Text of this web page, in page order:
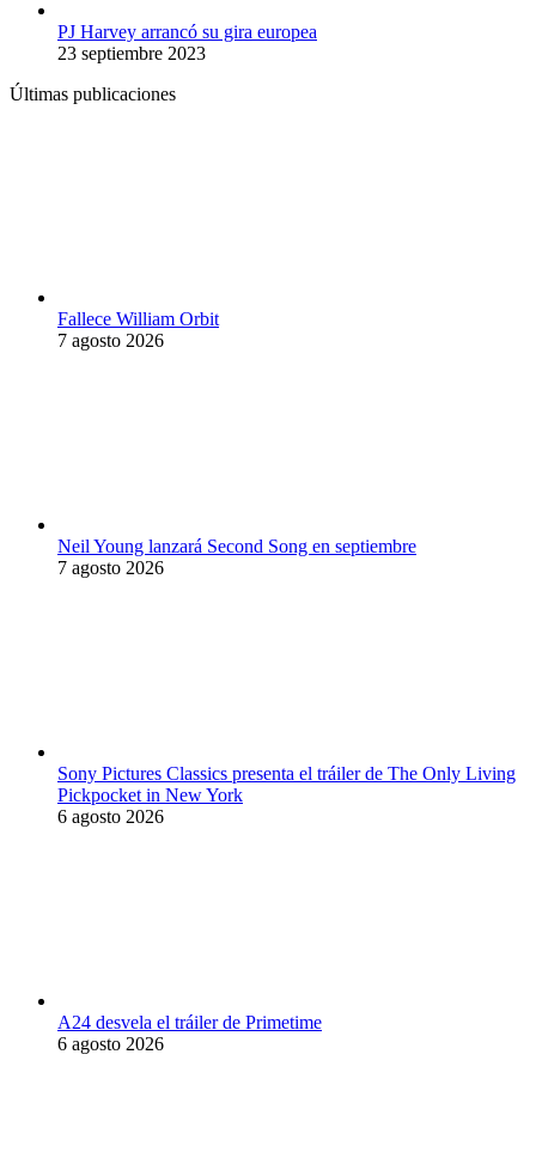
PJ Harvey arrancó su gira europea
23 septiembre 2023
Últimas publicaciones
Fallece William Orbit
7 agosto 2026
Neil Young lanzará Second Song en septiembre
7 agosto 2026
Sony Pictures Classics presenta el tráiler de The Only Living
Pickpocket in New York
6 agosto 2026
A24 desvela el tráiler de Primetime
6 agosto 2026